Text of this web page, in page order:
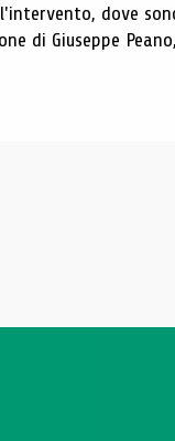
dove
di Giuseppe